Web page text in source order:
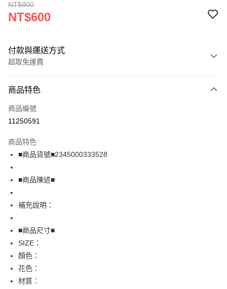
NT$800
NT$600
付款與運送方式
超取免運費
信用卡一次付款
超商取貨付款
Apple Pay
街口支付
全盈+PAY
AFTEE先享後付
相關說明
【關於「AFTEE先享後付」】
AFTEE先享後付是「在收到商品之後才付款」的支付方式。 讓您購物簡單
便利好安心！
１．簡單：不需註冊會員、不需綁卡、不需儲值。
運送方式
全家取貨付款
商品特色
商品編號
11250591
商品特色
■商品貨號■2345000333528
■商品陳述■
補充說明：
■商品尺寸■
SIZE：
顏色：
花色：
材質：